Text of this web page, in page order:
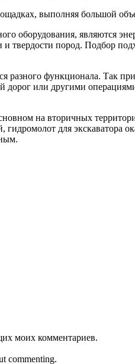
выполняя большой
оборудования, являются
твердости пород. Подбор
функционала. Так
дорог или другими
на вторичных
для экскаватора
моих комментариев.
commenting.